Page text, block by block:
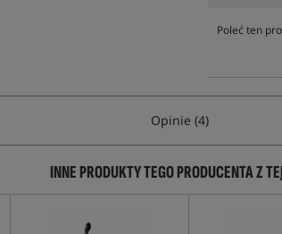
Poleć ten
Opinie (4)
INNE PRODUKTY TEGO PRODUCENTA Z